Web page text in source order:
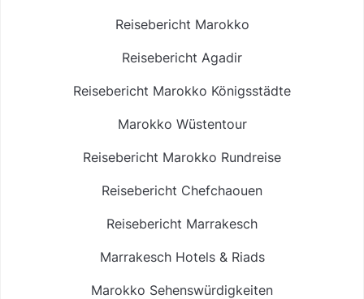
Reisebericht Marokko
Reisebericht Agadir
Reisebericht Marokko Königsstädte
Marokko Wüstentour
Reisebericht Marokko Rundreise
Reisebericht Chefchaouen
Reisebericht Marrakesch
Marrakesch Hotels & Riads
Marokko Sehenswürdigkeiten